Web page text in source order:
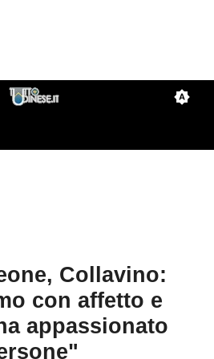
Collavino:
con affetto e
appassionato